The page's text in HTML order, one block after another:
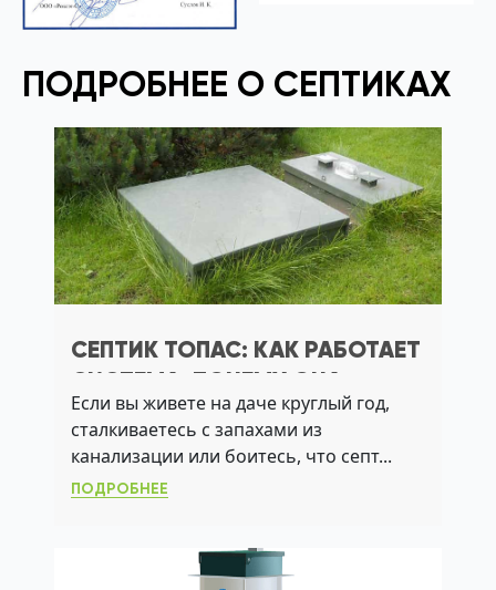
ПОДРОБНЕЕ О СЕПТИКАХ
СЕПТИК ТОПАС: КАК РАБОТАЕТ
СИСТЕМА, ПОЧЕМУ ОНА
ПОДХОДИТ ДЛЯ ДАЧИ С
ВЫСОКИМ УГВ
Если вы живете на даче круглый год,
сталкиваетесь с запахами из
канализации или боитесь, что септ...
ПОДРОБНЕЕ